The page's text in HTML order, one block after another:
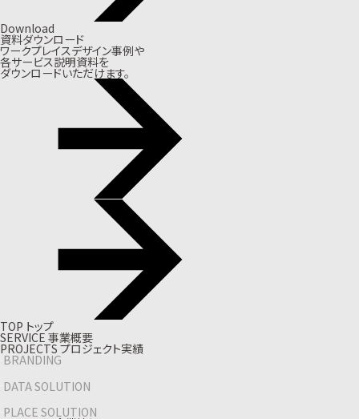
Download
資料ダウンロード
ワークプレイスデザイン事例や
各サービス説明資料を
ダウンロードいただけます。
TOP トップ
SERVICE 事業概要
PROJECTS プロジェクト実績
BRANDING
DATA SOLUTION
PLACE SOLUTION